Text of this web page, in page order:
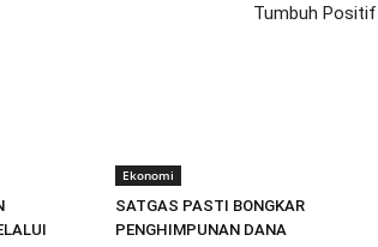
Tumbuh Positif
Ekonomi
SATGAS PASTI BONGKAR
PENGHIMPUNAN DANA